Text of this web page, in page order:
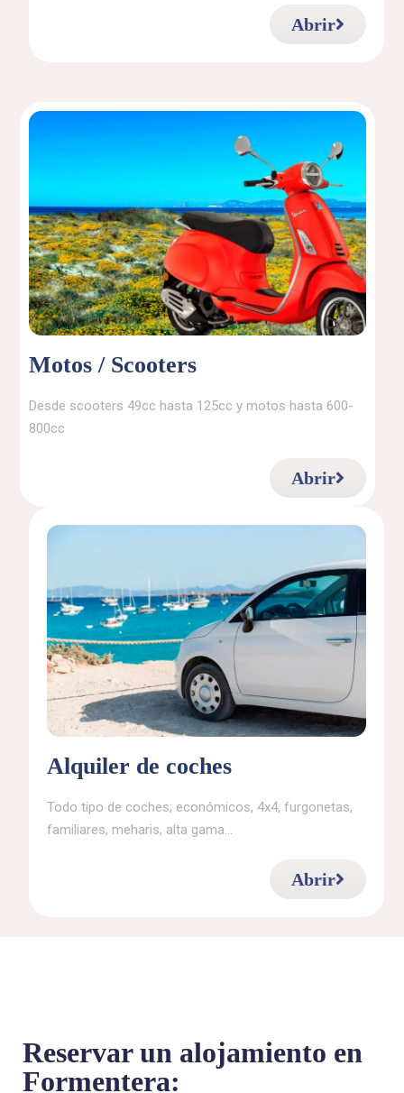
Abrir
Motos / Scooters
Desde scooters 49cc hasta 125cc y motos hasta 600-
800cc
Abrir
Alquiler de coches
Todo tipo de coches; económicos, 4x4, furgonetas,
familiares, meharis, alta gama...
Abrir
Reservar un alojamiento en
Formentera: